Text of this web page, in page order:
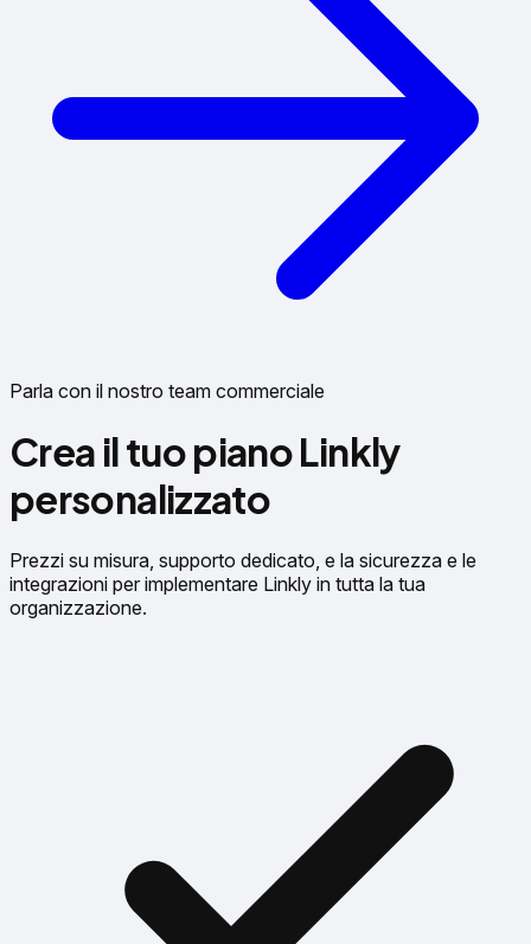
Parla con il nostro team commerciale
Crea il tuo piano Linkly
personalizzato
Prezzi su misura, supporto dedicato, e la sicurezza e le
integrazioni per implementare Linkly in tutta la tua
organizzazione.